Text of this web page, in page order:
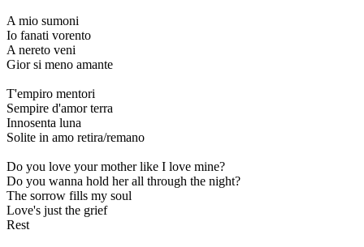
A mio sumoni
Io fanati vorento
A nereto veni
Gior si meno amante
T'empiro mentori
Sempire d'amor terra
Innosenta luna
Solite in amo retira/remano
Do you love your mother like I love mine?
Do you wanna hold her all through the night?
The sorrow fills my soul
Love's just the grief
Rest